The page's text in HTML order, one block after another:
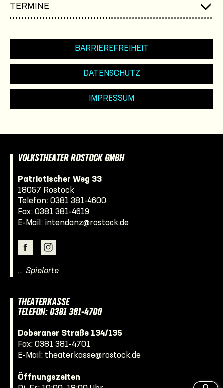
TERMINE
BARRIEREFREIHEIT
DATENSCHUTZ
IMPRESSUM
VOLKSTHEATER ROSTOCK GMBH
Patriotischer Weg 33
18057 Rostock
Telefon: 0381 381-4600
Fax: 0381 381-4619
E-Mail: intendanz@rostock.de
… Spielorte
THEATERKASSE
TELEFON: 0381 381-4700
Doberaner Straße 134/135
Fax: 0381 381-4701
E-Mail: theaterkasse@rostock.de
Öffnungszeiten